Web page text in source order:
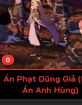
0
Án Phạt Dũng Giả
Án Anh Hùng)